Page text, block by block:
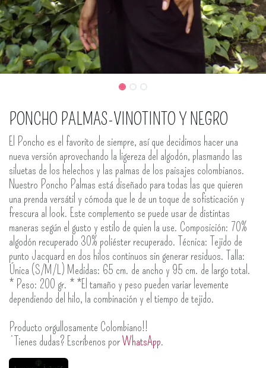
PONCHO PALMAS-VINOTINTO Y NEGRO
El Poncho es el favorito de siempre, así que decidimos hacer una
nueva versión aprovechando la ligereza del algodón, plasmando las
siluetas de los helechos y las palmas de los paisajes colombianos.
Nuestro Poncho Palmas está diseñado para todas las que quieren
una prenda versátil y cómoda que le de un toque de sofisticación y
frescura al look. Este complemento se puede usar de distintas
maneras según el gusto y estilo de quien la use. Composición: 70%
algodón recuperado 30% poliéster recuperado. Técnica: Tejido de
punto Jacquard en dos hilos continuos sin generar residuos. Talla:
Única (S/M/L) Medidas: 65 cm. de ancho y 95 cm. de largo total.
* Peso: 200 gr. * *El tamaño y peso pueden variar levemente
dependiendo del hilo, la combinación y el tiempo de tejido.
Producto orgullosamente Colombiano!!
¿Tienes dudas? Escríbenos porWhatsApp.